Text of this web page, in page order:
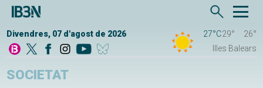
Divendres, 07 d'agost de 2026 27°C29°
26°
Illes Balears
SOCIETAT